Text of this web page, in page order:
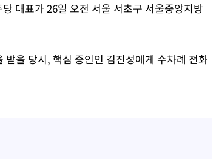
대표가 26일 오전 서울 서초구 서울중앙지방
을 당시, 핵심 증인인 김진성에게 수차례 전화